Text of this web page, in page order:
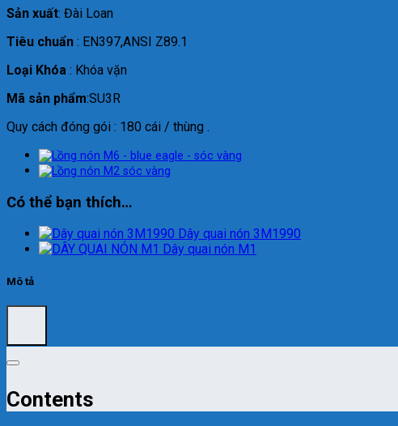
Sản xuất: Đài Loan
Tiêu chuẩn : EN397,ANSI Z89.1
Loại Khóa : Khóa vặn
Mã sản phẩm:SU3R
Quy cách đóng gói : 180 cái / thùng .
Có thể bạn thích…
Dây quai nón 3M1990
Dây quai nón M1
Mô tả
Contents